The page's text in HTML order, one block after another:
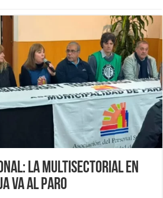
la Multisectorial en
va al paro